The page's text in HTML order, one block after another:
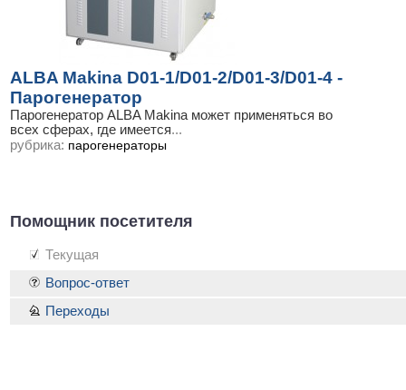
ALBA Makina D01-1/D01-2/D01-3/D01-4 -
Парогенератор
Парогенератор ALBA Makina может применяться во
всех сферах, где имеется...
рубрика: парогенераторы
Помощник посетителя
Текущая
Вопрос-ответ
Переходы